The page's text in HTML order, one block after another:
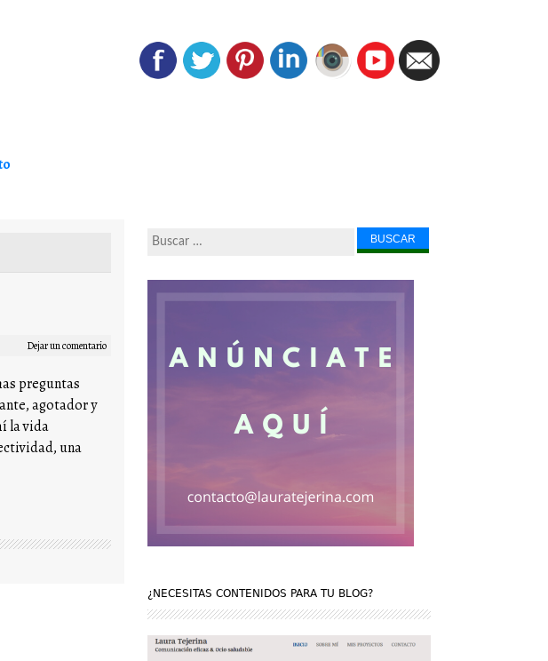
Dejar un comentario
preguntas
agotador y
la vida
una
Buscar...
¿NECESITAS CONTENIDOS PARA TU BLOG?